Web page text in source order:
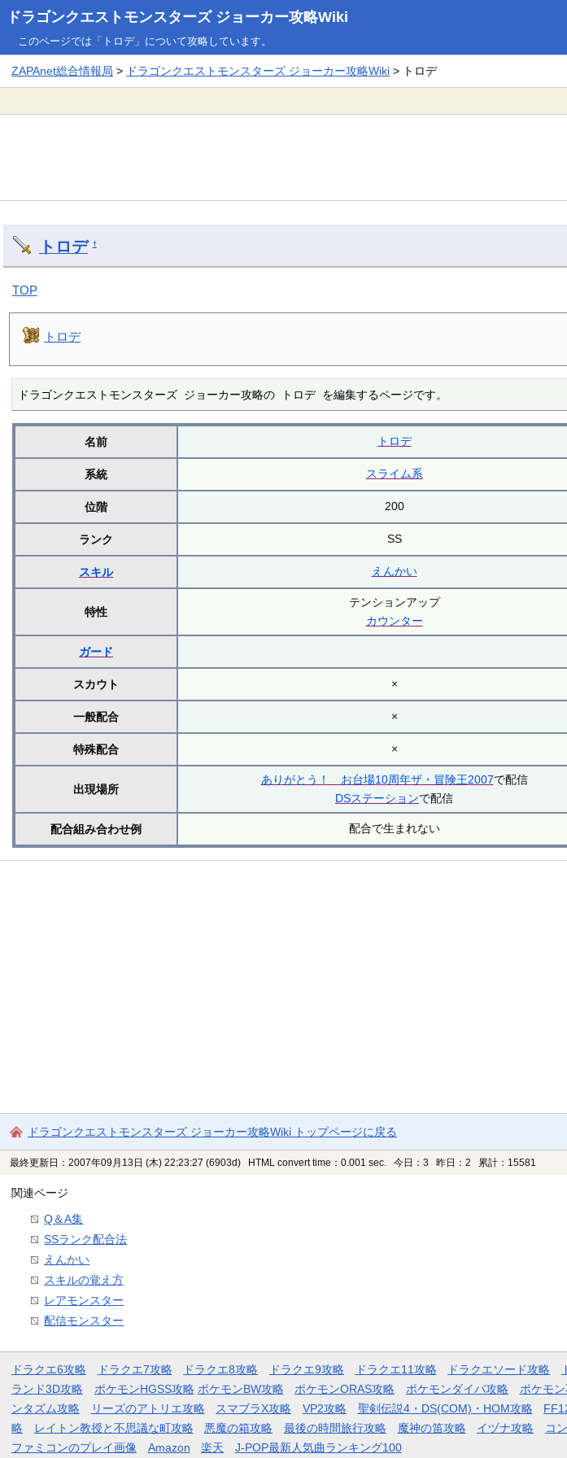
ドラゴンクエストモンスターズ ジョーカー攻略Wiki
このページでは「トロデ」について攻略しています。
ZAPAnet総合情報局 > ドラゴンクエストモンスターズ ジョーカー攻略Wiki > トロデ
トロデ †
TOP
トロデ
ドラゴンクエストモンスターズ ジョーカー攻略の トロデ を編集するページです。
名前 トロデ
系統 スライム系
位階 200
ランク SS
スキル えんかい
特性
テンションアップ
カウンター
ガード
スカウト ×
一般配合 ×
特殊配合 ×
出現場所
ありがとう！ お台場10周年ザ・冒険王2007で配信
DSステーションで配信
配合組み合わせ例 配合で生まれない
ドラゴンクエストモンスターズ ジョーカー攻略Wiki トップページに戻る
最終更新日：2007年09月13日 (木) 22:23:27 (6903d) HTML convert time：0.001 sec. 今日：3 昨日：2 累計：15581
関連ページ
Q＆A集
SSランク配合法
えんかい
スキルの覚え方
レアモンスター
配信モンスター
ドラクエ6攻略 ドラクエ7攻略 ドラクエ8攻略 ドラクエ9攻略 ドラクエ11攻略 ドラクエソード攻略
ランド3D攻略
ポケモンHGSS攻略 ポケモンBW攻略 ポケモンORAS攻略 ポケモンダイパ攻略 ポケモ
ンタズム攻略
リーズのアトリエ攻略 スマブラX攻略 VP2攻略 聖剣伝説4・DS(COM)・HOM攻略
略
レイトン教授と不思議な町攻略 悪魔の箱攻略 最後の時間旅行攻略 魔神の笛攻略 イヅナ攻略 コ
ファミコンのプレイ画像
Amazon 楽天 J-POP最新人気曲ランキング100